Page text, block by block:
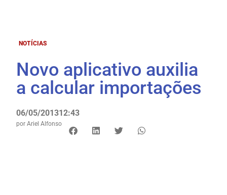
NOTÍCIAS
Novo aplicativo auxilia
a calcular importações
06/05/201312:43
por Ariel Alfonso